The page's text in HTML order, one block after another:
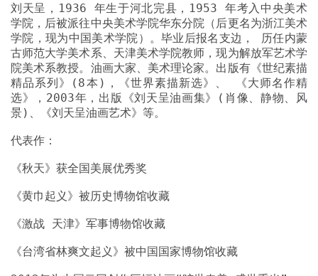
刘天呈，1936 年生于河北完县，1953 年考入中央美术
学院，后被派往中央美术学院华东分院（后更名为浙江美术
学院，现为中国美术学院）。毕业后报名支边， 历任内蒙
古师范大学美术系、天津美术学院教师，现为解放军艺术学
院美术系教授。油画大家、美术理论家。出版有《世纪素描
精品系列》(8本)，《世界素描新选》、 《大师名作精
选》，2003年，出版《刘天呈油画集》(肖像、静物、风